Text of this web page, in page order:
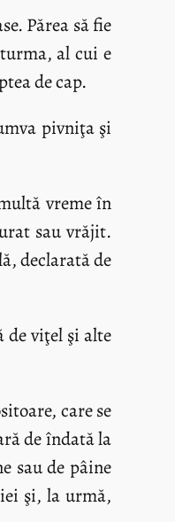
Părea să fie
al cui e
de cap.
pivniţa şi
vreme în
sau vrăjit.
declarată de
de viţel şi alte
care se
de îndată la
sau de pâine
şi, la urmă,